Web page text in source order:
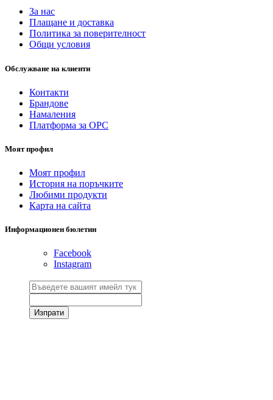
За нас
Плащане и доставка
Политика за поверителност
Общи условия
Обслужване на клиенти
Контакти
Брандове
Намаления
Платформа за ОРС
Моят профил
Моят профил
История на поръчките
Любими продукти
Карта на сайта
Информационен бюлетин
Facebook
Instagram